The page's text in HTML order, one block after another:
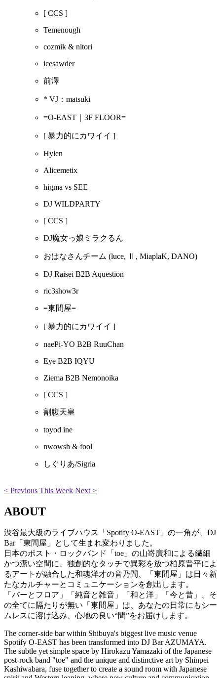
[ CCS ]
Temenough
cozmik & nitori
icesawder
前澤
* VJ：matsuki
=O-EAST｜3F FLOOR=
[ 暴力的にカワイイ ]
Hylen
Alicemetix
higma vs SEE
DJ WILDPARTY
[ CCS ]
DJ魔女っ娘ミラクるん
おはなさんチーム (luce, Ⅱ, MiaplaK, DANO)
DJ Raisei B2B Aquestion
ric3show3r
=東間屋=
[ 暴力的にカワイイ ]
naePi-YO B2B RuuChan
Eye B2B IQYU
Ziema B2B Nemonoika
[ CCS ]
割腹天皇
toyod ine
nwowsh & fool
しぐりあ/Sigria
< Previous This Week Next >
ABOUT
渋谷最大級のライブハウス「Spotify O-EAST」の一角が、DJ
Bar「東間屋」として生まれ変わりました。
日本のポスト・ロックバンド「toe」の山嵜廣和による繊細
かつ潔い空間に、独創的なタッチで異彩を放つ柏原晋平によ
るアートが融合した和魂洋才の音乃間、「東間屋」は日々新
たなカルチャーとコミュニケーションを創出します。
「バーとフロア」「純音と雑音」「和と洋」「今と昔」、そ
の全てに隔たりが無い「東間屋」は、あなたの日常にもシー
ムレスに溶け込み、心地の良い“間”をお届けします。
The corner-side bar within Shibuya's biggest live music venue
Spotify O-EAST has been transformed into DJ Bar AZUMAYA.
The subtle yet simple space by Hirokazu Yamazaki of the Japanese
post-rock band "toe" and the unique and distinctive art by Shinpei
Kashiwabara, fuse together to create a sound room with Japanese